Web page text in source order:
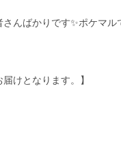
んばかりです✨ポケマル
けとなります。】